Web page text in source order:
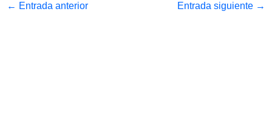
← Entrada anterior Entrada siguiente →